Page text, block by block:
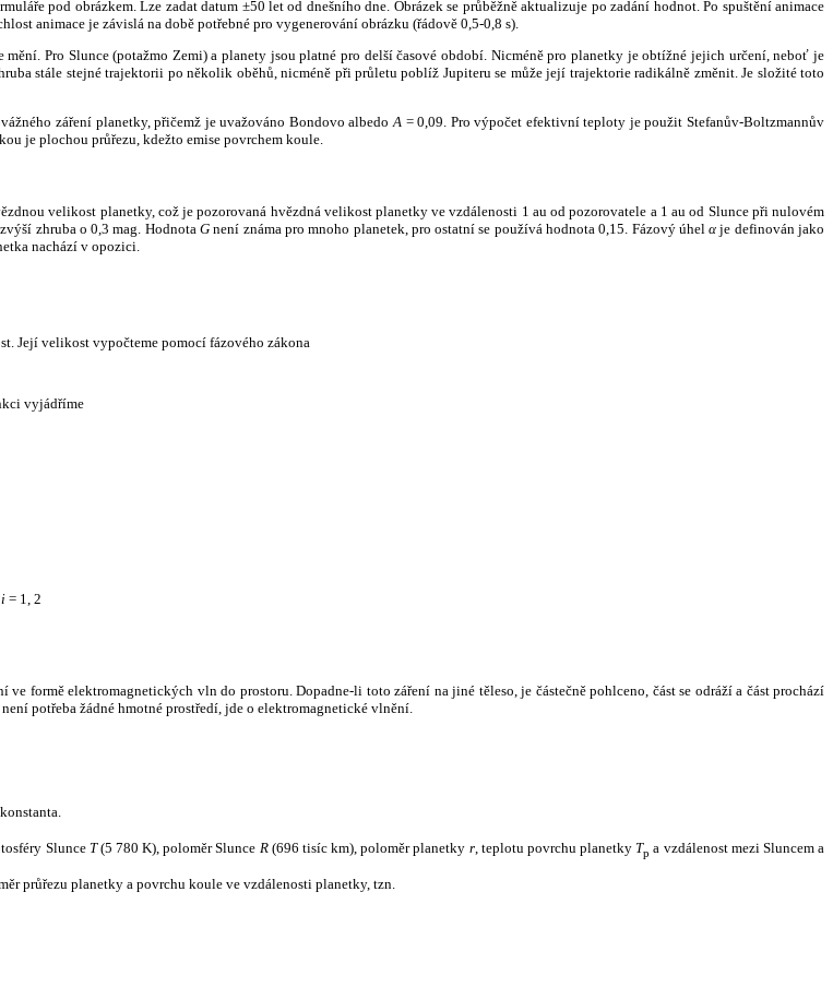
pod obrázkem. Lze zadat datum ±50 let od dnešního dne. Obrázek se průběžně aktualizuje po zadání hodnot. Po spuštění animace
animace je závislá na době potřebné pro vygenerování obrázku (řádově 0,5-0,8 s).
Pro Slunce (potažmo Zemi) a planety jsou platné pro delší časové období. Nicméně pro planetky je obtížné jejich určení, neboť je
stále stejné trajektorii po několik oběhů, nicméně při průletu poblíž Jupiteru se může její trajektorie radikálně změnit. Je složité toto
záření planetky, přičemž je uvažováno Bondovo albedo A = 0,09. Pro výpočet efektivní teploty je použit Stefanův-Boltzmannův
je plochou průřezu, kdežto emise povrchem koule.
velikost planetky, což je pozorovaná hvězdná velikost planetky ve vzdálenosti 1 au od pozorovatele a 1 au od Slunce při nulovém
zhruba o 0,3 mag. HodnotaG není známa pro mnoho planetek, pro ostatní se používá hodnota 0,15. Fázový úhelα je definován jako
nachází v opozici.
Její velikost vypočteme pomocí fázového zákona
vyjádříme
i = 1, 2
formě elektromagnetických vln do prostoru. Dopadne-li toto záření na jiné těleso, je částečně pohlceno, část se odráží a část prochází
potřeba žádné hmotné prostředí, jde o elektromagnetické vlnění.
Slunce T(5 780 K), poloměr Slunce R(696 tisíc km), poloměr planetky r, teplotu povrchu planetky Tp a vzdálenost mezi Sluncem a
průřezu planetky a povrchu koule ve vzdálenosti planetky, tzn.